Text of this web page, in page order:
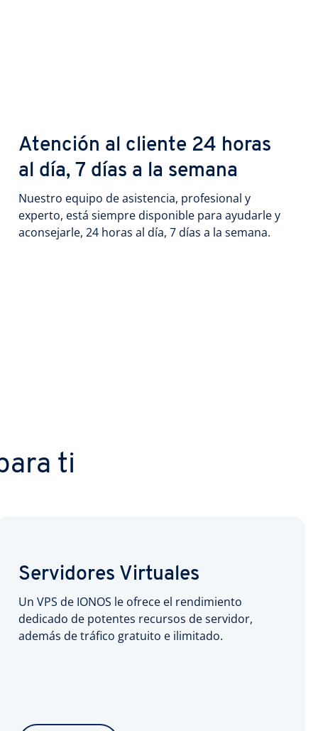
Atención al cliente 24 horas
al día, 7 días a la semana
Nuestro equipo de asistencia, profesional y
experto, está siempre disponible para ayudarle y
aconsejarle, 24 horas al día, 7 días a la semana.
ti
Servidores Virtuales
Un VPS de IONOS le ofrece el rendimiento
dedicado de potentes recursos de servidor,
además de tráfico gratuito e ilimitado.